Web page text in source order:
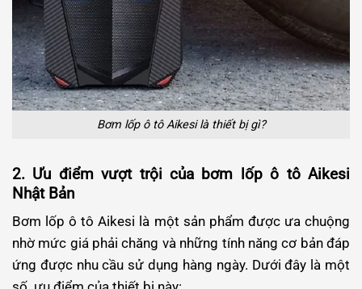
Bơm lốp ô tô Aikesi là thiết bị gì?
2. Ưu điểm vượt trội của bơm lốp ô tô Aikesi
Nhật Bản
Bơm lốp ô tô Aikesi là một sản phẩm được ưa chuộng
nhờ mức giá phải chăng và những tính năng cơ bản đáp
ứng được nhu cầu sử dụng hàng ngày. Dưới đây là một